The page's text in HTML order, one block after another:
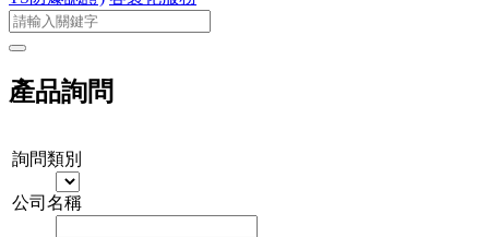
產品詢問
詢問類別
公司名稱